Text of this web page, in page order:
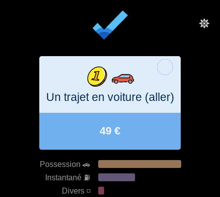
Un trajet en voiture (aller)
49 €
Possession 🚗
Instantané ⛽️
Divers ◽️